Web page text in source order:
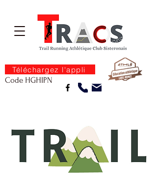
Téléchargez l'appli
Code HGHIPN